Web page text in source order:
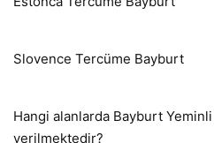
Slovence Tercüme Bayburt
Hangi alanlarda Bayburt
verilmektedir?